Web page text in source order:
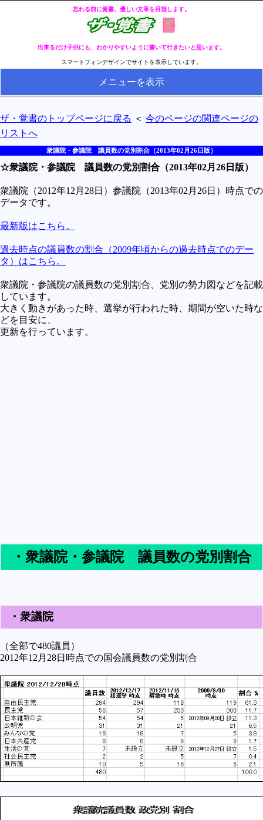
忘れる前に覚書。優しい文章を目指します。
出来るだけ子供にも、わかりやすいように書いて行きたいと思います。
スマートフォンデザインでサイトを表示しています。
メニューを表示
全ページのリストへ
今の分類ページのリストへ
健康
冬・冷え性対策
生活
料理とか食べ物
外国語
社会
政治
歴史
テレビドラマとか
プログラミング(VBA)
プログラミング(HTML)
プログラミング(PHP)
プログラミング(JavaScript)
ザ・覚書のトップページに戻る ＜ 今のページの関連ページの
リストへ
衆議院・参議院 議員数の党別割合（2013年02月26日版）
☆衆議院・参議院 議員数の党別割合（2013年02月26日版）
衆議院（2012年12月28日）参議院（2013年02月26日）時点での
データです。
最新版はこちら。
過去時点の議員数の割合（2009年頃からの過去時点でのデー
タ）はこちら。
衆議院・参議院の議員数の党別割合、党別の勢力図などを記載
しています。
大きく動きがあった時、選挙が行われた時、期間が空いた時な
どを目安に、
更新を行っています。
・衆議院・参議院 議員数の党別割合
・衆議院
（全部で480議員）
2012年12月28日時点での国会議員数の党別割合